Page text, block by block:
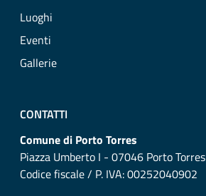
Luoghi
Eventi
Gallerie
CONTATTI
Comune di Porto Torres
Piazza Umberto I - 07046 Porto Torres
Codice fiscale / P. IVA: 00252040902